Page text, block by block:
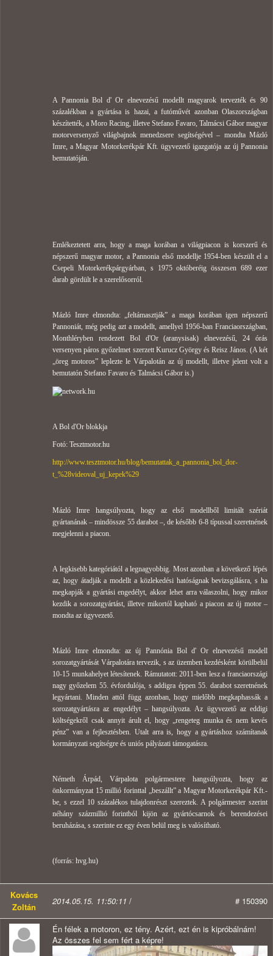
A Pannonia Bol d' Or elnevezésű modellt magyarok tervezték és 90
százalékban a gyártása is hazai, a futóművét azonban Olaszországban
készítették, a Moro Racing, illetve Stefano Favaro, Talmácsi Gábor magyar
motorversenyző világbajnok menedzsere segítségével – mondta Mázló
Imre, a Magyar Motorkerékpár Kft. ügyvezető igazgatója az új Pannonia
bemutatóján.
Emlékeztetett arra, hogy a maga korában a világpiacon is korszerű és
népszerű magyar motor, a Pannonia első modellje 1954-ben készült el a
Csepeli Motorkerékpárgyárban, s 1975 októberéig összesen 689 ezer
darab gördült le a szerelősorról.
Mázló Imre elmondta: „feltámasztják” a maga korában igen népszerű
Pannoniát, még pedig azt a modellt, amellyel 1956-ban Franciaországban,
Monthléryben rendezett Bol d'Or (aranysisak) elnevezésű, 24 órás
versenyen páros győzelmet szerzett Kurucz György és Reisz János. (A két
„öreg motoros” leplezte le Várpalotán az új modellt, illetve jelent volt a
bemutatón Stefano Favaro és Talmácsi Gábor is.)
A Bol d'Or blokkja
Fotó: Tesztmotor.hu
http://www.tesztmotor.hu/blog/bemutattak_a_pannonia_bol_dor-
t_%28videoval_uj_kepek%29
Mázló Imre hangsúlyozta, hogy az első modellből limitált szériát
gyártanának – mindössze 55 darabot –, de később 6-8 típussal szeretnének
megjelenni a piacon.
A legkisebb kategóriától a legnagyobbig. Most azonban a következő lépés
az, hogy átadják a modellt a közlekedési hatóságnak bevizsgálásra, s ha
megkapják a gyártási engedélyt, akkor lehet arra válaszolni, hogy mikor
kezdik a sorozatgyártást, illetve mikortól kapható a piacon az új motor –
mondta az ügyvezető.
Mázló Imre elmondta: az új Pannónia Bol d' Or elnevezésű modell
sorozatgyártását Várpalotára tervezik, s az üzemben kezdésként körülbelül
10-15 munkahelyet létesítenek. Rámutatott: 2011-ben lesz a franciaországi
nagy győzelem 55. évfordulója, s addigra éppen 55. darabot szeretnének
legyártani. Minden attól függ azonban, hogy mielőbb megkaphassák a
sorozatgyártásra az engedélyt – hangsúlyozta. Az ügyvezető az eddigi
költségekről csak annyit árult el, hogy „rengeteg munka és nem kevés
pénz” van a fejlesztésben. Utalt arra is, hogy a gyártáshoz számítanak
kormányzati segítségre és uniós pályázati támogatásra.
Németh Árpád, Várpalota polgármestere hangsúlyozta, hogy az
önkormányzat 15 millió forinttal „beszállt” a Magyar Motorkerékpár Kft.-
be, s ezzel 10 százalékos tulajdonrészt szereztek. A polgármester szerint
néhány százmillió forintból kijön az gyártócsarnok és berendezései
beruházása, s szerinte ez egy éven belül meg is valósítható.
(forrás: hvg.hu)
Kovács
Zoltán
2014.05.15. 11:50:11 / # 150390
Én félek a motoron, ez tény. Azért, ezt én is kipróbálnám!
Az összes fel sem fért a képre!